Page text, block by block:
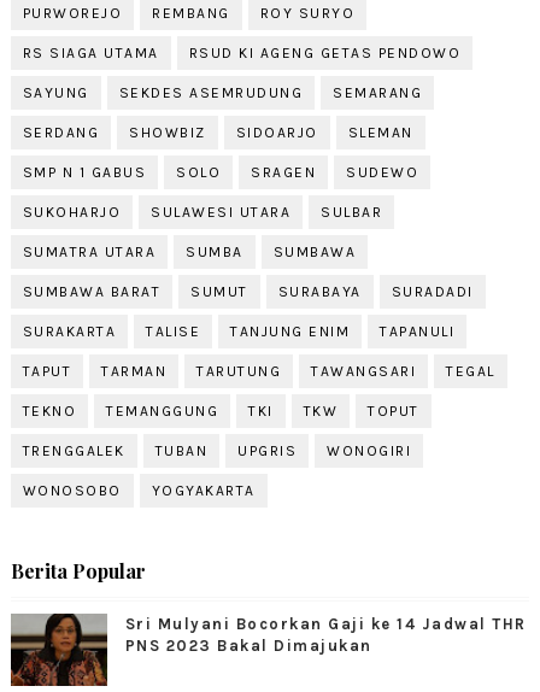
PURWOREJO REMBANG ROY SURYO
RS SIAGA UTAMA RSUD KI AGENG GETAS PENDOWO
SAYUNG SEKDES ASEMRUDUNG SEMARANG
SERDANG SHOWBIZ SIDOARJO SLEMAN
SMP N 1 GABUS SOLO SRAGEN SUDEWO
SUKOHARJO SULAWESI UTARA SULBAR
SUMATRA UTARA SUMBA SUMBAWA
SUMBAWA BARAT SUMUT SURABAYA SURADADI
SURAKARTA TALISE TANJUNG ENIM TAPANULI
TAPUT TARMAN TARUTUNG TAWANGSARI TEGAL
TEKNO TEMANGGUNG TKI TKW TOPUT
TRENGGALEK TUBAN UPGRIS WONOGIRI
WONOSOBO YOGYAKARTA
Berita Popular
Sri Mulyani Bocorkan Gaji ke 14 Jadwal THR
PNS 2023 Bakal Dimajukan